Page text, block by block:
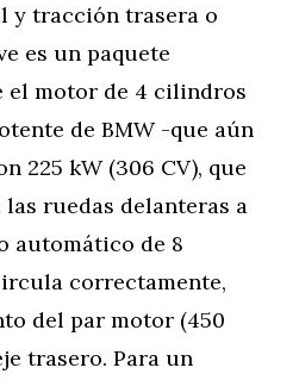
y tracción trasera o
es un paquete
el motor de 4 cilindros
de BMW -que aún
225 kW (306 CV), que
ruedas delanteras a
automático de 8
correctamente,
del par motor (450
trasero. Para un